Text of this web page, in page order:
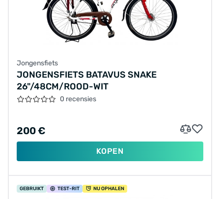
Jongensfiets
JONGENSFIETS BATAVUS SNAKE
26"/48CM/ROOD-WIT
0 recensies
200 €
KOPEN
GEBRUIKT TEST-RIT NU OPHALEN